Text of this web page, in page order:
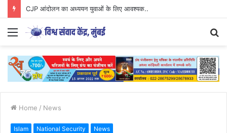
CJP आंदोलन का अध्ययन युवाओं के लिए आवश्यक..
Menu
Home / News
Islam National Security News